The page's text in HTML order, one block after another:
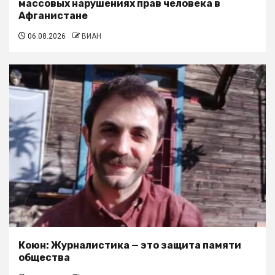
массовых нарушениях прав человека в
Афганистане
06.08.2026 ВИАН
Коюн: Журналистика — это защита памяти
общества